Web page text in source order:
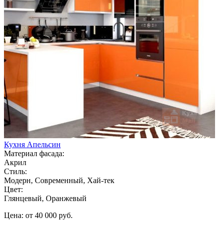
Кухня Апельсин
Материал фасада:
Акрил
Стиль:
Модерн, Современный, Хай-тек
Цвет:
Глянцевый, Оранжевый
Цена: от 40 000 руб.